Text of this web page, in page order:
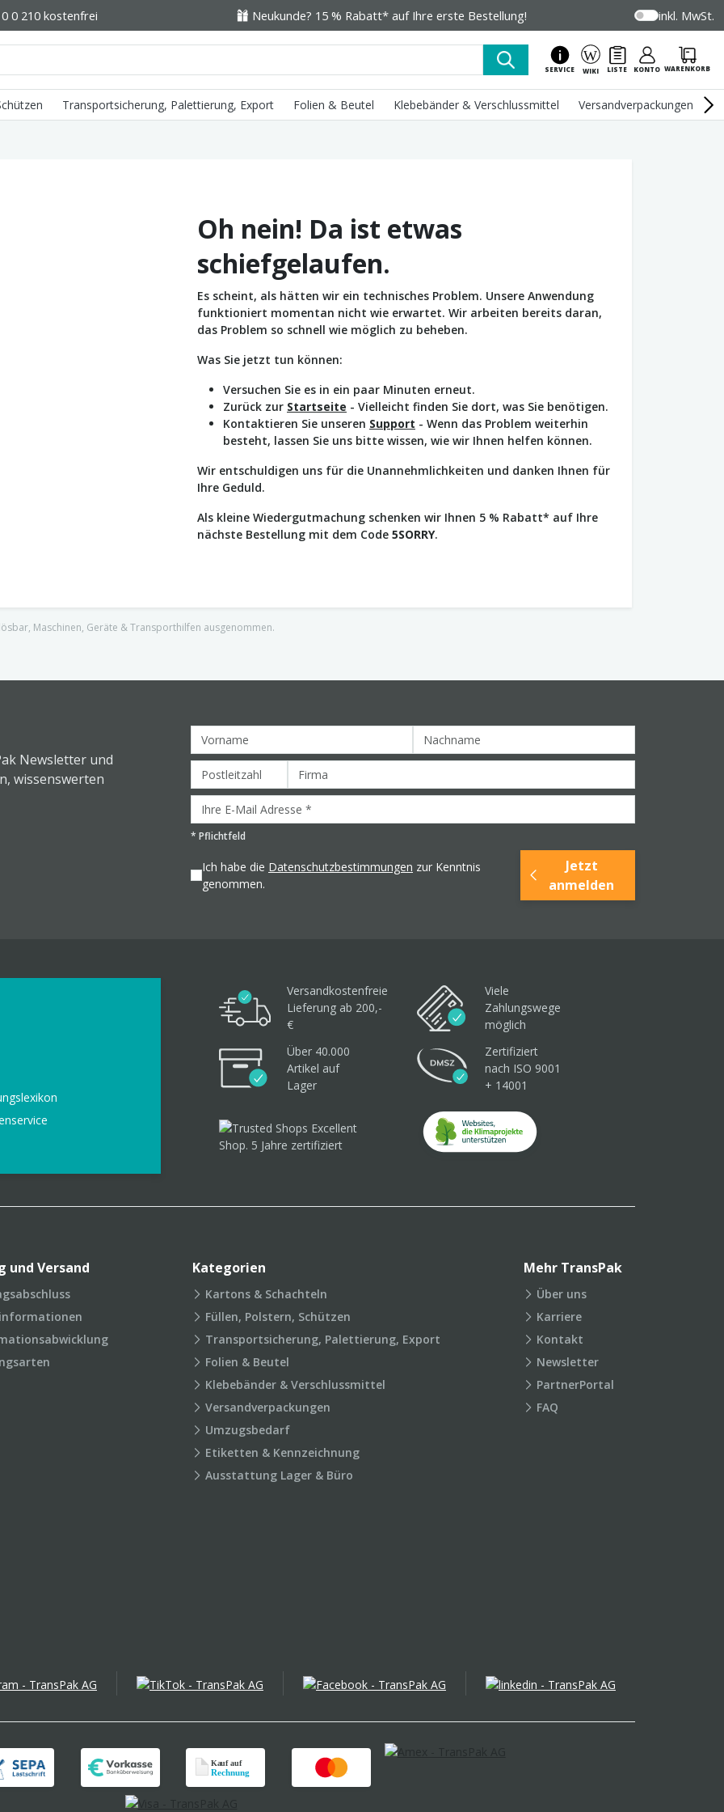
0 210 kostenfrei Neukunde? 15 % Rabatt* auf Ihre erste Bestellung! inkl. MwSt.
SERVICE WIKI LISTE KONTO WARENKORB
Transportsicherung, Palettierung, Export Folien & Beutel Klebebänder & Verschlussmittel Versandverpackungen
Oh nein! Da ist etwas
schiefgelaufen.
Es scheint, als hätten wir ein technisches Problem. Unsere Anwendung
funktioniert momentan nicht wie erwartet. Wir arbeiten bereits daran,
das Problem so schnell wie möglich zu beheben.
Was Sie jetzt tun können:
Versuchen Sie es in ein paar Minuten erneut.
Zurück zur Startseite - Vielleicht finden Sie dort, was Sie benötigen.
Kontaktieren Sie unseren Support - Wenn das Problem weiterhin
besteht, lassen Sie uns bitte wissen, wie wir Ihnen helfen können.
Wir entschuldigen uns für die Unannehmlichkeiten und danken Ihnen für
Ihre Geduld.
Als kleine Wiedergutmachung schenken wir Ihnen 5 % Rabatt* auf Ihre
nächste Bestellung mit dem Code 5SORRY.
Maschinen, Geräte & Transporthilfen ausgenommen.
Newsletter und
wissenswerten
* Pflichtfeld
Ich habe die Datenschutzbestimmungen zur Kenntnis
genommen.
Jetzt
anmelden
Versandkostenfreie
Lieferung ab 200,-
€
Viele
Zahlungswege
möglich
Über 40.000
Artikel auf
Lager
Zertifiziert
nach ISO 9001
+ 14001
und Versand Kategorien
Kartons & Schachteln
Füllen, Polstern, Schützen
Transportsicherung, Palettierung, Export
Folien & Beutel
Klebebänder & Verschlussmittel
Versandverpackungen
Umzugsbedarf
Etiketten & Kennzeichnung
Ausstattung Lager & Büro
Mehr TransPak
Über uns
Karriere
Kontakt
Newsletter
PartnerPortal
FAQ